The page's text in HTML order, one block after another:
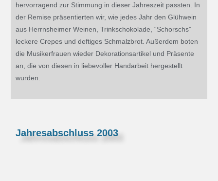
hervorragend zur Stimmung in dieser Jahreszeit passten. In
der Remise präsentierten wir, wie jedes Jahr den Glühwein
aus Herrnsheimer Weinen, Trinkschokolade, “Schorschs”
leckere Crepes und deftiges Schmalzbrot. Außerdem boten
die Musikerfrauen wieder Dekorationsartikel und Präsente
an, die von diesen in liebevoller Handarbeit hergestellt
wurden.
Jahresabschluss 2003